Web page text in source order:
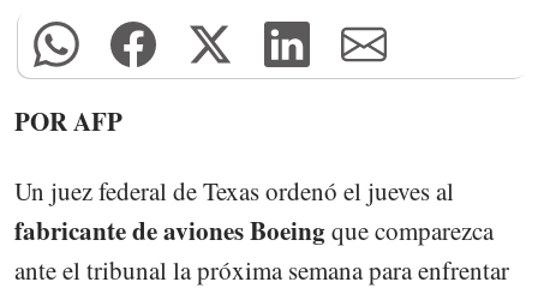
POR AFP
Un juez federal de Texas ordenó el jueves al
fabricante de aviones Boeing que comparezca
ante el tribunal la próxima semana para enfrentar